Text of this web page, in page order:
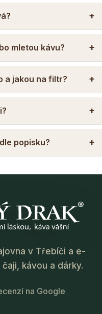
mletou kávu?
a jakou na filtr?
popisku?
v Třebíči a e-
kávou a dárky.
na Google